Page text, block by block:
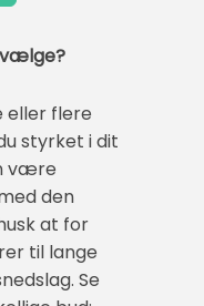
eller flere
styrket i dit
være
den
at for
til lange
Se